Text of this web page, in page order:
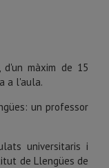
, d'un màxim de 15
a l'aula.
un professor
universitaris i
de Llengües de